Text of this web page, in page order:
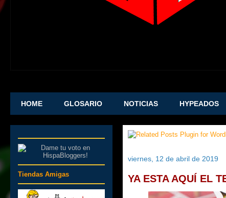
HOME GLOSARIO NOTICIAS HYPEADOS
viernes, 12 de abril de 2019
YA ESTA AQUÍ EL
Tiendas Amigas